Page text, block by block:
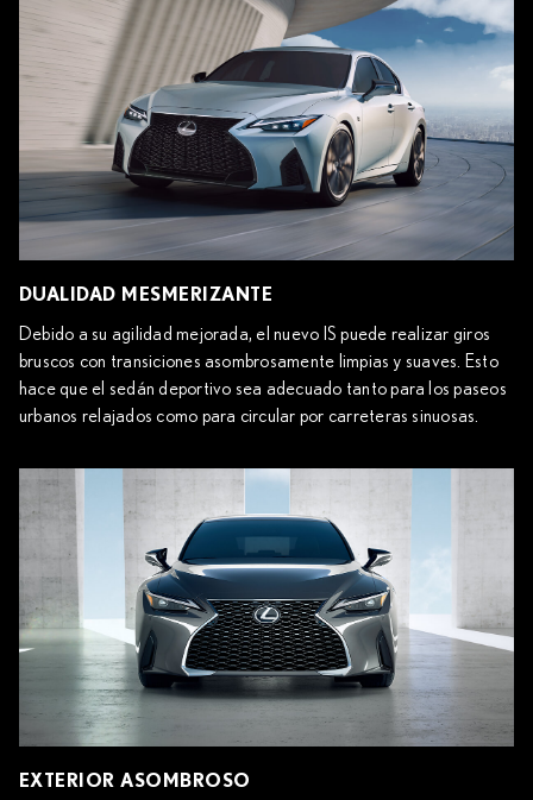
DUALIDAD MESMERIZANTE
Debido a su agilidad mejorada, el nuevo IS puede realizar giros
bruscos con transiciones asombrosamente limpias y suaves. Esto
hace que el sedán deportivo sea adecuado tanto para los paseos
urbanos relajados como para circular por carreteras sinuosas.
EXTERIOR ASOMBROSO